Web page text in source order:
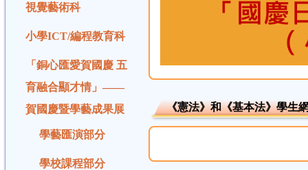
視覺藝術科
小學ICT/編程教育科
「銅心匯愛賀國慶 五
育融合顯才情」——
賀國慶暨學藝成果展
學藝匯演部分
學校課程部分
《憲法》和《基本法》學生